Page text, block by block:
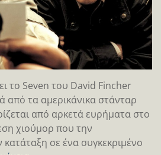
το Seven του David Fincher
από τα αμερικάνικα στάνταρ
από αρκετά ευρήματα στο
χιούμορ που την
σε ένα συγκεκριμένο